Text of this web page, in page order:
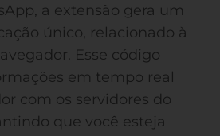
a extensão gera um
único, relacionado à
Esse código
em tempo real
com os servidores do
que você esteja